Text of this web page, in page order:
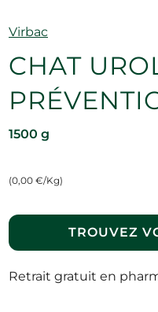
Marque
Virbac
CHAT
1500 g
(0,00 €/Kg)
TROUVEZ
Retrait gratuit en